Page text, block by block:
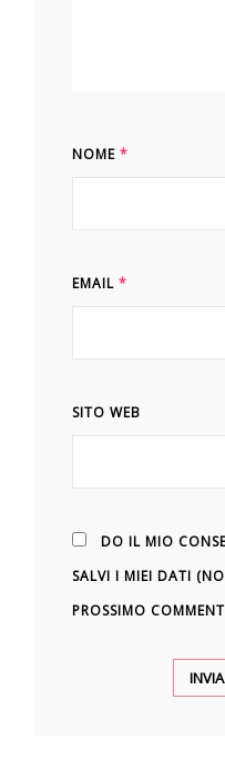
NOME *
EMAIL *
SITO WEB
DO IL MIO
SALVI I MIEI DATI
PROSSIMO